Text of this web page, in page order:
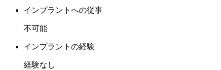
インプラントへの従事
不可能
インプラントの経験
経験なし